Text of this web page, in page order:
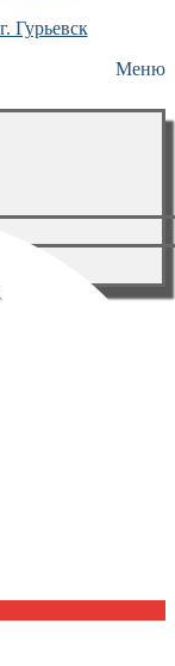
Гурьевск
Меню